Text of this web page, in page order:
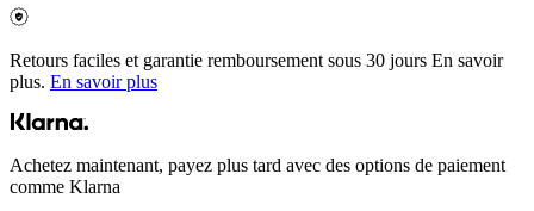
Retours faciles et garantie remboursement sous 30 jours En savoir
plus. En savoir plus
Achetez maintenant, payez plus tard avec des options de paiement
comme Klarna